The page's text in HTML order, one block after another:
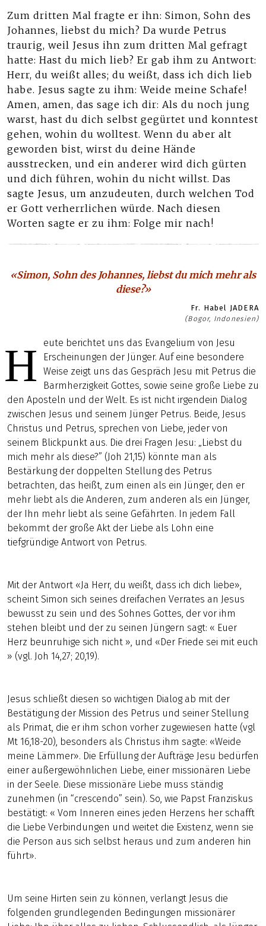
Zum dritten Mal fragte er ihn: Simon, Sohn des
Johannes, liebst du mich? Da wurde Petrus
traurig, weil Jesus ihn zum dritten Mal gefragt
hatte: Hast du mich lieb? Er gab ihm zu Antwort:
Herr, du weißt alles; du weißt, dass ich dich lieb
habe. Jesus sagte zu ihm: Weide meine Schafe!
Amen, amen, das sage ich dir: Als du noch jung
warst, hast du dich selbst gegürtet und konntest
gehen, wohin du wolltest. Wenn du aber alt
geworden bist, wirst du deine Hände
ausstrecken, und ein anderer wird dich gürten
und dich führen, wohin du nicht willst. Das
sagte Jesus, um anzudeuten, durch welchen Tod
er Gott verherrlichen würde. Nach diesen
Worten sagte er zu ihm: Folge mir nach!
«Simon, Sohn des Johannes, liebst du mich mehr als
diese?»
Fr. Habel JADERA
(Bogor, Indonesien)
H
eute berichtet uns das Evangelium von Jesu
Erscheinungen der Jünger. Auf eine besondere
Weise zeigt uns das Gespräch Jesu mit Petrus die
Barmherzigkeit Gottes, sowie seine große Liebe zu
den Aposteln und der Welt. Es ist nicht irgendein Dialog
zwischen Jesus und seinem Jünger Petrus. Beide, Jesus
Christus und Petrus, sprechen von Liebe, jeder von
seinem Blickpunkt aus. Die drei Fragen Jesu: „Liebst du
mich mehr als diese?” (Joh 21,15) könnte man als
Bestärkung der doppelten Stellung des Petrus
betrachten, das heißt, zum einen als ein Jünger, den er
mehr liebt als die Anderen, zum anderen als ein Jünger,
der Ihn mehr liebt als seine Gefährten. In jedem Fall
bekommt der große Akt der Liebe als Lohn eine
tiefgründige Antwort von Petrus.
Mit der Antwort «Ja Herr, du weißt, dass ich dich liebe»,
scheint Simon sich seines dreifachen Verrates an Jesus
bewusst zu sein und des Sohnes Gottes, der vor ihm
stehen bleibt und der zu seinen Jüngern sagt: « Euer
Herz beunruhige sich nicht », und «Der Friede sei mit euch
» (vgl. Joh 14,27; 20,19).
Jesus schließt diesen so wichtigen Dialog ab mit der
Bestätigung der Mission des Petrus und seiner Stellung
als Primat, die er ihm schon vorher zugewiesen hatte (vgl
Mt 16,18-20), besonders als Christus ihm sagte: «Weide
meine Lämmer». Die Erfüllung der Aufträge Jesu bedürfen
einer außergewöhnlichen Liebe, einer missionären Liebe
in der Seele. Diese missionäre Liebe muss ständig
zunehmen (in “crescendo” sein). So, wie Papst Franziskus
bestätigt: « Vom Inneren eines jeden Herzens her schafft
die Liebe Verbindungen und weitet die Existenz, wenn sie
die Person aus sich selbst heraus und zum anderen hin
führt».
Um seine Hirten sein zu können, verlangt Jesus die
folgenden grundlegenden Bedingungen missionärer